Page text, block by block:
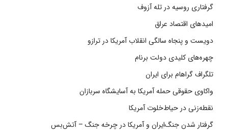
گرفتاری روسیه در تله آزوف
امیدهای اقتصاد عراق
دویست و پنجاه سالگی انقلاب آمریکا در ترازو
چهره‌های کلیدی دولت برنام
تلگراف گراهام برای ایران
واکاوی حقوقی حمله آمریکا به آسایشگاه سربازان
نقطه‌زنی در حیاط‌خلوت آمریکا
گرفتار شدن جنگ‌ایران و آمریکا در چرخه جنگ – آتش‌بس